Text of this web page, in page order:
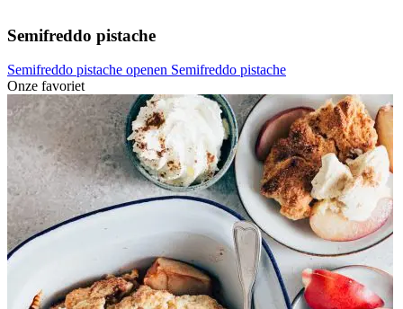
Semifreddo pistache
Semifreddo pistache openen Semifreddo pistache
Onze favoriet